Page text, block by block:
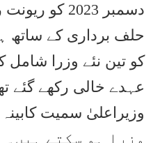
کو تین نئے وزرا شامل
عہدے خالی رکھے گئے
وزرا ہو سکتے ہیں۔